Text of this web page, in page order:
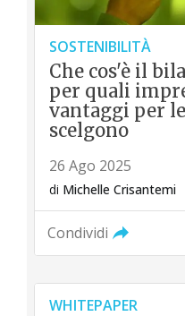
SOSTENIBILITÀ
Che cos'è il
per quali
vantaggi per
scelgono
26 Ago 2025
di Michelle Crisantemi
Condividi
WHITEPAPER